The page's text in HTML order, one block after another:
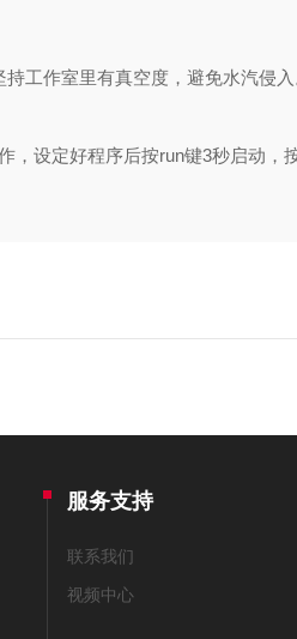
工作室里有真空度，避免水汽侵入
设定好程序后按run键3秒启动，按
服务支持
联系我们
视频中心